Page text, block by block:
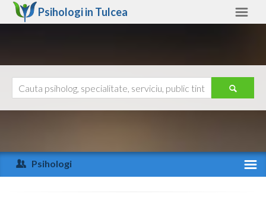
Psihologi in Tulcea
Arad
Arges
Ajutor
Psihologi